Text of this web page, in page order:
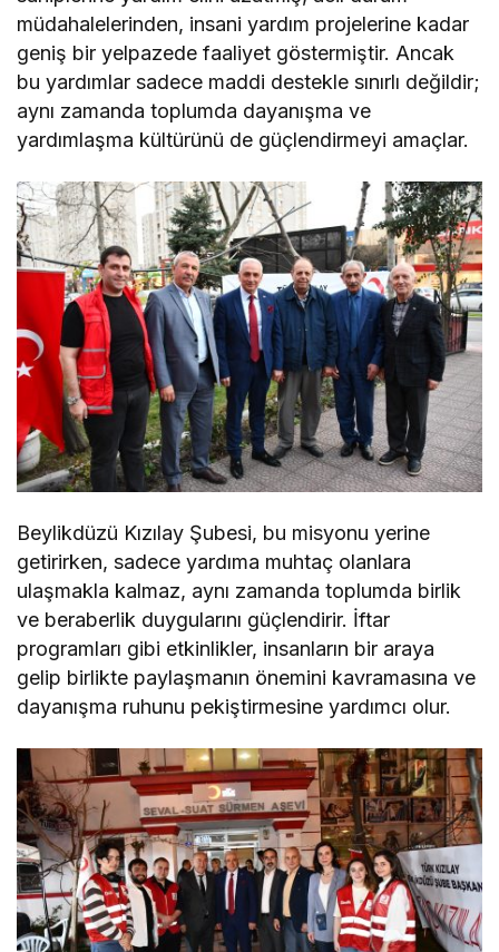
müdahalelerinden, insani yardım projelerine kadar
geniş bir yelpazede faaliyet göstermiştir. Ancak
bu yardımlar sadece maddi destekle sınırlı değildir;
aynı zamanda toplumda dayanışma ve
yardımlaşma kültürünü de güçlendirmeyi amaçlar.
Beylikdüzü Kızılay Şubesi, bu misyonu yerine
getirirken, sadece yardıma muhtaç olanlara
ulaşmakla kalmaz, aynı zamanda toplumda birlik
ve beraberlik duygularını güçlendirir. İftar
programları gibi etkinlikler, insanların bir araya
gelip birlikte paylaşmanın önemini kavramasına ve
dayanışma ruhunu pekiştirmesine yardımcı olur.